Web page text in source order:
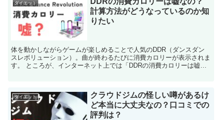
ダイエット
計算方法がどうなっているのか知
りたい
体を動かしながらゲームが楽しめることで人気のDDR（ダンスダン
スレボリューション）。曲が終わるたびに消費カロリーが表示されま
す。 ところが、インターネット上では「DDRの消費カロリーは嘘
ダイエット
クラウドジムの怪しい噂があるけ
ど本当に大丈夫なの？口コミでの
評判は？